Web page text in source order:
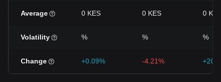
Average 0 KES 0 KES 0
Volatility % % %
Change +0.09% -4.21%